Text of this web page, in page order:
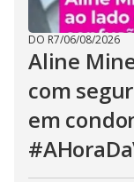
DO R7/06/08/2026
Aline
com
em